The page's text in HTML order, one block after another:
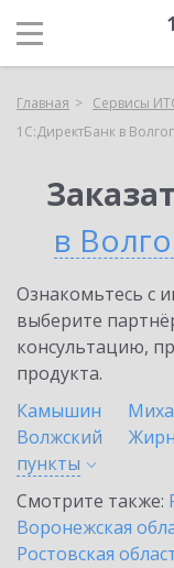
Главная Сервисы
1С:ДиректБанк в
в
Ознакомьтесь с
выберите
консультацию,
продукта.
Камышин
Волжский
пункты
Смотрите также:
Воронежская
Ростовская